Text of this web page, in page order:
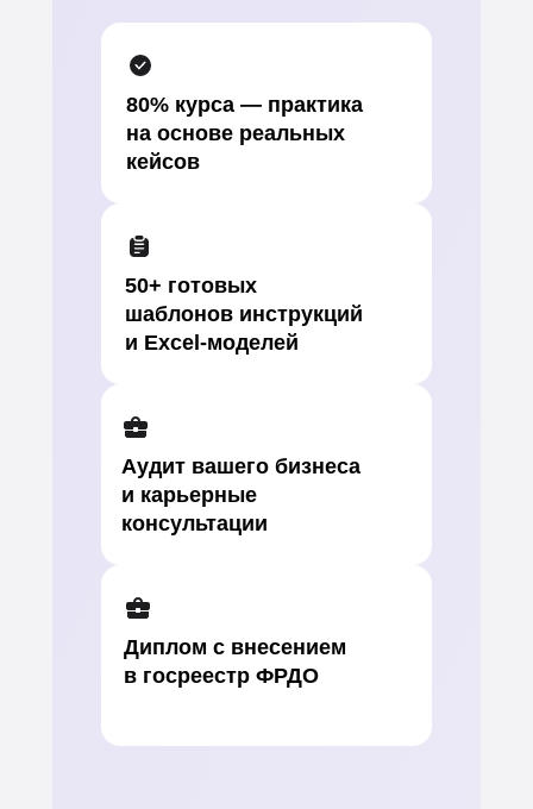
80% курса — практика
на основе реальных
кейсов
50+ готовых
шаблонов инструкций
и Excel-моделей
Аудит вашего бизнеса
и карьерные
консультации
Диплом с внесением
в госреестр ФРДО